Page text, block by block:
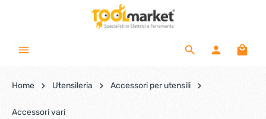
Home Utensileria Accessori per utensili
Accessori vari